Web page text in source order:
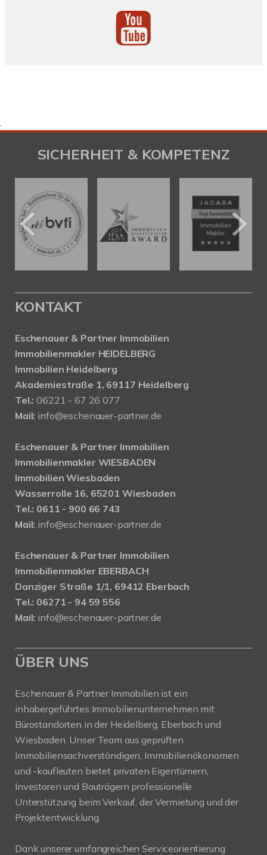
.
SICHERHEIT & KOMPETENZ
KONTAKT
Eschenauer & Partner Immobilien
Immobilienmakler HEIDELBERG
Immobilien Heidelberg
Akademiestraße 1, 69117 Heidelberg
Tel.:06221 - 67 26 077
Mail: info@eschenauer-partner.de
Eschenauer & Partner Immobilien
Immobilienmakler WIESBADEN
Immobilien Wiesbaden
Wasserrolle 16, 65201 Wiesbaden
Tel.: 0611 - 900 66 743
Mail: info@eschenauer-partner.de
Eschenauer & Partner Immobilien
Immobilienmakler EBERBACH
Danziger Straße 1/1, 69412 Eberbach
Tel.: 06271 - 94 59 556
Mail: info@eschenauer-partner.de
ÜBER UNS
Eschenauer & Partner Immobilien ist ein
inhabergeführtes Immobilienunternehmen mit
Bürostandorten in der Heidelberg, Eberbach und
Wiesbaden. Unser Team aus geprüften
Immobiliensachverständigen, Immobilienökonomen
und -kaufleuten bietet privaten Eigentümern,
Investoren und Bauträgern professionelle
Unterstützung beim Verkauf, der Vermietung und der
Projektentwicklung.
Dank unserer umfangreichen Serviceorientierung